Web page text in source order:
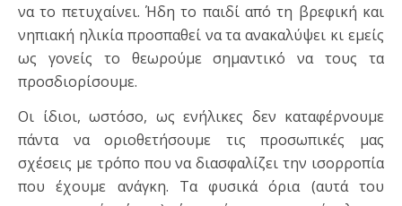
να το πετυχαίνει. Ήδη το παιδί από τη βρεφική και
νηπιακή ηλικία προσπαθεί να τα ανακαλύψει κι εμείς
ως γονείς το θεωρούμε σημαντικό να τους τα
προσδιορίσουμε.
Οι ίδιοι, ωστόσο, ως ενήλικες δεν καταφέρνουμε
πάντα να οριοθετήσουμε τις προσωπικές μας
σχέσεις με τρόπο που να διασφαλίζει την ισορροπία
που έχουμε ανάγκη. Τα φυσικά όρια (αυτά του